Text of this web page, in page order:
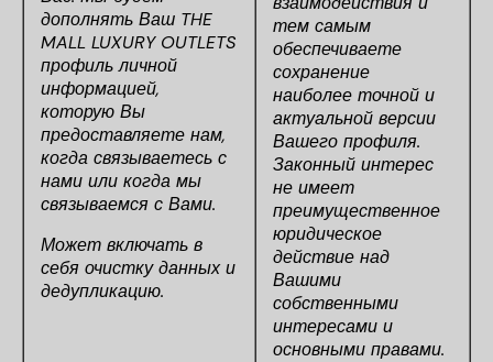
дополнять Ваш THE
MALL LUXURY OUTLETS
профиль личной
информацией,
которую Вы
предоставляете нам,
когда связываетесь с
нами или когда мы
связываемся с Вами.
Может включать в
себя очистку данных и
дедупликацию.
тем самым
обеспечиваете
сохранение
наиболее точной и
актуальной версии
Вашего профиля.
Законный интерес
не имеет
преимущественное
юридическое
действие над
Вашими
собственными
интересами и
основными правами.